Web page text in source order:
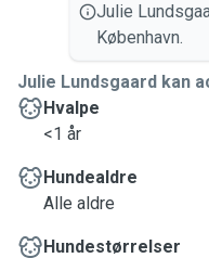
Julie
København.
Julie Lundsgaard kan
Hvalpe
<1 år
Hundealdre
Alle aldre
Hundestørrelser